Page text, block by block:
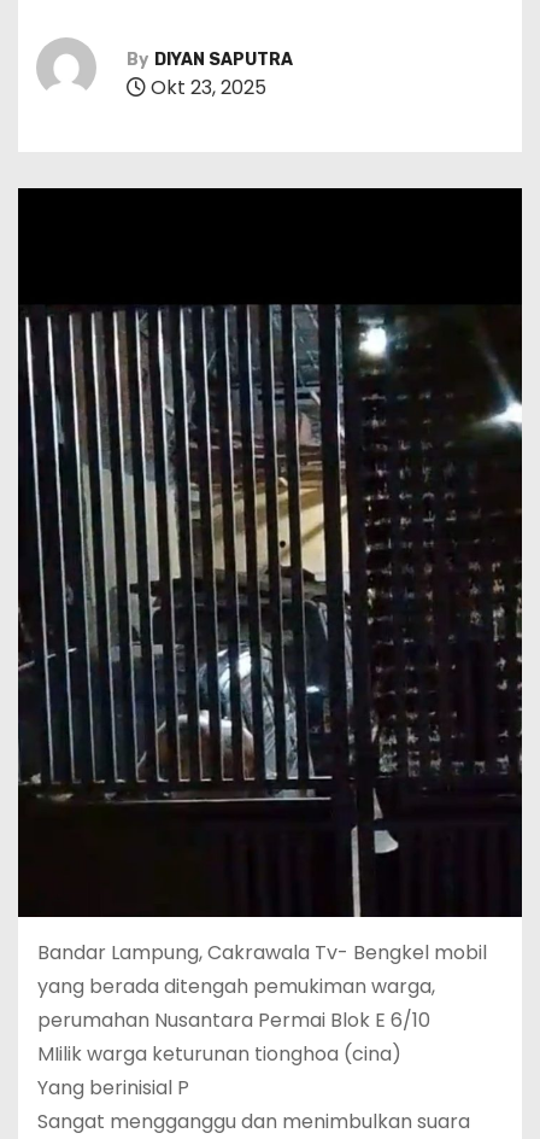
By DIYAN SAPUTRA
Okt 23, 2025
Bandar Lampung, Cakrawala Tv- Bengkel mobil
yang berada ditengah pemukiman warga,
perumahan Nusantara Permai Blok E 6/10
MIilik warga keturunan tionghoa (cina)
Yang berinisial P
Sangat mengganggu dan menimbulkan suara